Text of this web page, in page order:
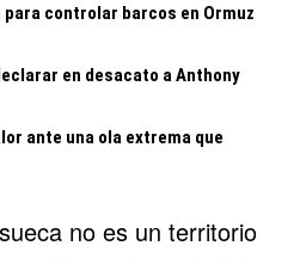
controlar barcos en Ormuz
en desacato a Anthony
ante una ola extrema que
no es un territorio